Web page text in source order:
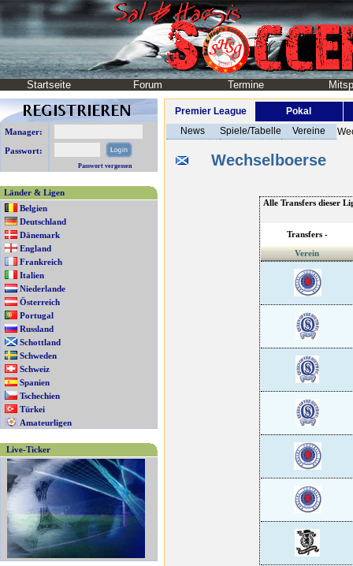
Startseite Forum Termine
Manager:
Passwort:
Passwort vergessen
Länder & Ligen
Belgien
Deutschland
Dänemark
England
Frankreich
Italien
Niederlande
Österreich
Portugal
Russland
Schottland
Schweden
Schweiz
Spanien
Tschechien
Türkei
Amateurligen
Live-Ticker
Premier League
Pokal
News
Spiele/Tabelle Vereine
Wechselboerse
Alle Transfers dieser
Transfers -
Verein